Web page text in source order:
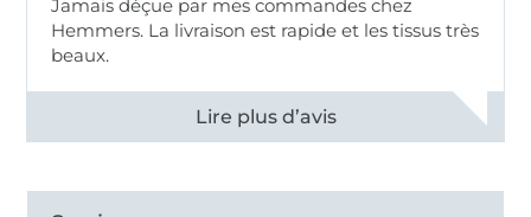
Jamais déçue par mes commandes chez
Hemmers. La livraison est rapide et les tissus très
beaux.
Voir tous les 11495 commentaires